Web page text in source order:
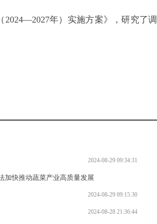
年）实施方案》，研究了
2024-08-29 09:34:31
加快推动蔬菜产业高质量发展
2024-08-29 09:15:46
2024-08-29 09:15:30
2024-08-28 21:36:44